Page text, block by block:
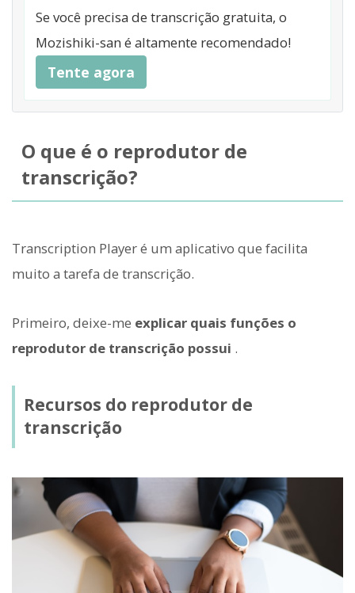
Se você precisa de transcrição gratuita, o
Mozishiki-san é altamente recomendado!
Tente agora
O que é o reprodutor de
transcrição?
Transcription Player é um aplicativo que facilita
muito a tarefa de transcrição.
Primeiro, deixe-me explicar quais funções o
reprodutor de transcrição possui .
Recursos do reprodutor de
transcrição